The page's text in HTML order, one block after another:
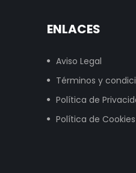
ENLACES
Aviso Legal
Términos y
Política de
Política de Cookies